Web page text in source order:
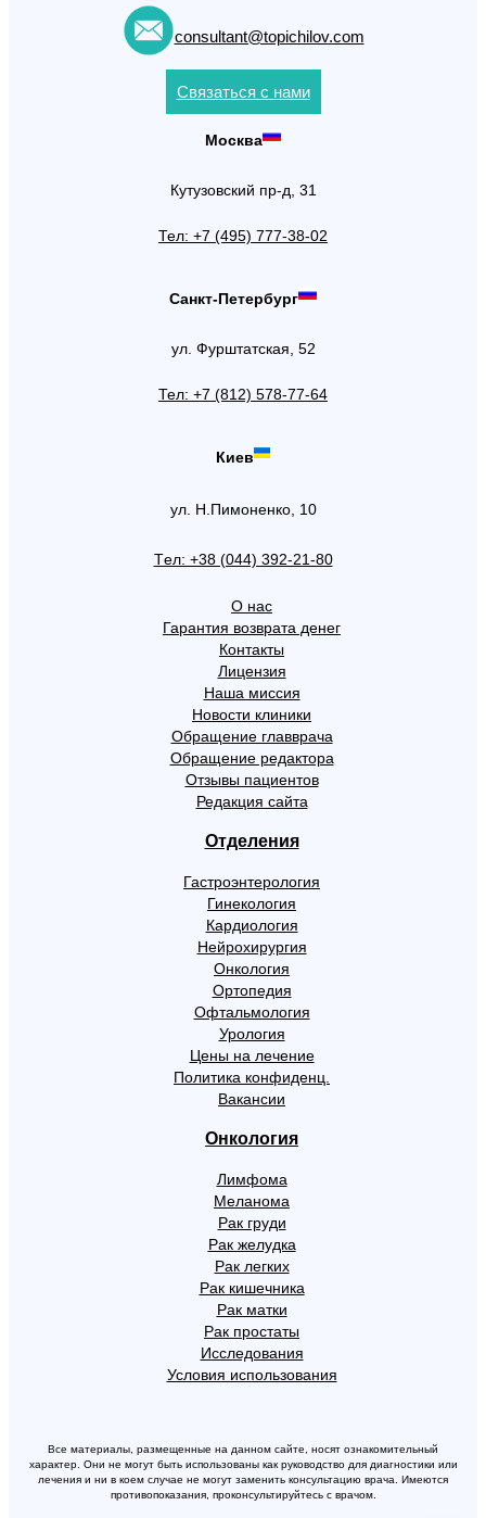
consultant@topichilov.com
Связаться с нами
Москва
Кутузовский пр-д, 31
Тел: +7 (495) 777-38-02
Санкт-Петербург
ул. Фурштатская, 52
Тел: +7 (812) 578-77-64
Киев
ул. Н.Пимоненко, 10
Tел: +38 (044) 392-21-80
О нас
Гарантия возврата денег
Контакты
Лицензия
Наша миссия
Новости клиники
Обращение главврача
Обращение редактора
Отзывы пациентов
Редакция сайта
Отделения
Гастроэнтерология
Гинекология
Кардиология
Нейрохирургия
Онкология
Ортопедия
Офтальмология
Урология
Цены на лечение
Политика конфиденц.
Вакансии
Онкология
Лимфома
Меланома
Рак груди
Рак желудка
Рак легких
Рак кишечника
Рак матки
Рак простаты
Исследования
Условия использования
Все материалы, размещенные на данном сайте, носят ознакомительный
характер. Они не могут быть использованы как руководство для диагностики или
лечения и ни в коем случае не могут заменить консультацию врача. Имеются
противопоказания, проконсультируйтесь с врачом.